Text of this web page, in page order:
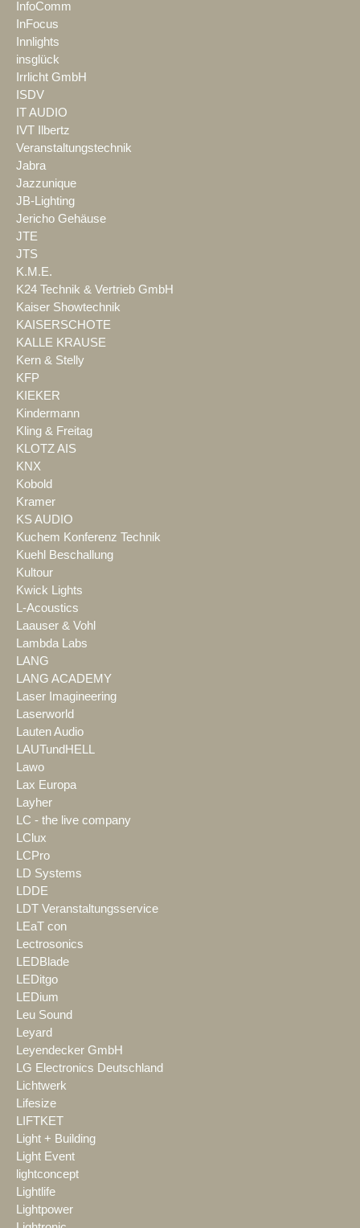
InfoComm
InFocus
Innlights
insglück
Irrlicht GmbH
ISDV
IT AUDIO
IVT Ilbertz
Veranstaltungstechnik
Jabra
Jazzunique
JB-Lighting
Jericho Gehäuse
JTE
JTS
K.M.E.
K24 Technik & Vertrieb GmbH
Kaiser Showtechnik
KAISERSCHOTE
KALLE KRAUSE
Kern & Stelly
KFP
KIEKER
Kindermann
Kling & Freitag
KLOTZ AIS
KNX
Kobold
Kramer
KS AUDIO
Kuchem Konferenz Technik
Kuehl Beschallung
Kultour
Kwick Lights
L-Acoustics
Laauser & Vohl
Lambda Labs
LANG
LANG ACADEMY
Laser Imagineering
Laserworld
Lauten Audio
LAUTundHELL
Lawo
Lax Europa
Layher
LC - the live company
LClux
LCPro
LD Systems
LDDE
LDT Veranstaltungsservice
LEaT con
Lectrosonics
LEDBlade
LEDitgo
LEDium
Leu Sound
Leyard
Leyendecker GmbH
LG Electronics Deutschland
Lichtwerk
Lifesize
LIFTKET
Light + Building
Light Event
lightconcept
Lightlife
Lightpower